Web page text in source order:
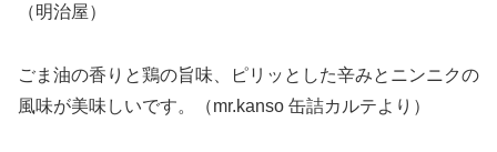
（明治屋）
ごま油の香りと鶏の旨味、ピリッとした辛みとニンニクの
風味が美味しいです。（mr.kanso 缶詰カルテより）